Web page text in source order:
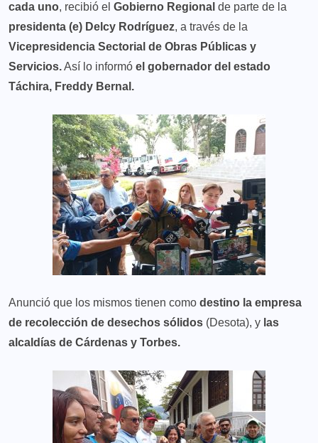
cada uno, recibió el Gobierno Regional de parte de la
presidenta (e) Delcy Rodríguez, a través de la
Vicepresidencia Sectorial de Obras Públicas y
Servicios.Así lo informó el gobernador del estado
Táchira, Freddy Bernal.
Anunció que los mismos tienen como destino la empresa
de recolección de desechos sólidos (Desota), y las
alcaldías de Cárdenas y Torbes.